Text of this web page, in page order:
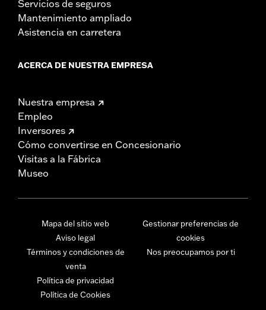
Servicios de seguros
Mantenimiento ampliado
Asistencia en carretera
ACERCA DE NUESTRA EMPRESA
Nuestra empresa
Empleo
Inversores
Cómo convertirse en Concesionario
Visitas a la Fábrica
Museo
Mapa del sitio web
Aviso legal
Términos y condiciones de
venta
Política de privacidad
Política de Cookies
Gestionar preferencias de
cookies
Nos preocupamos por ti